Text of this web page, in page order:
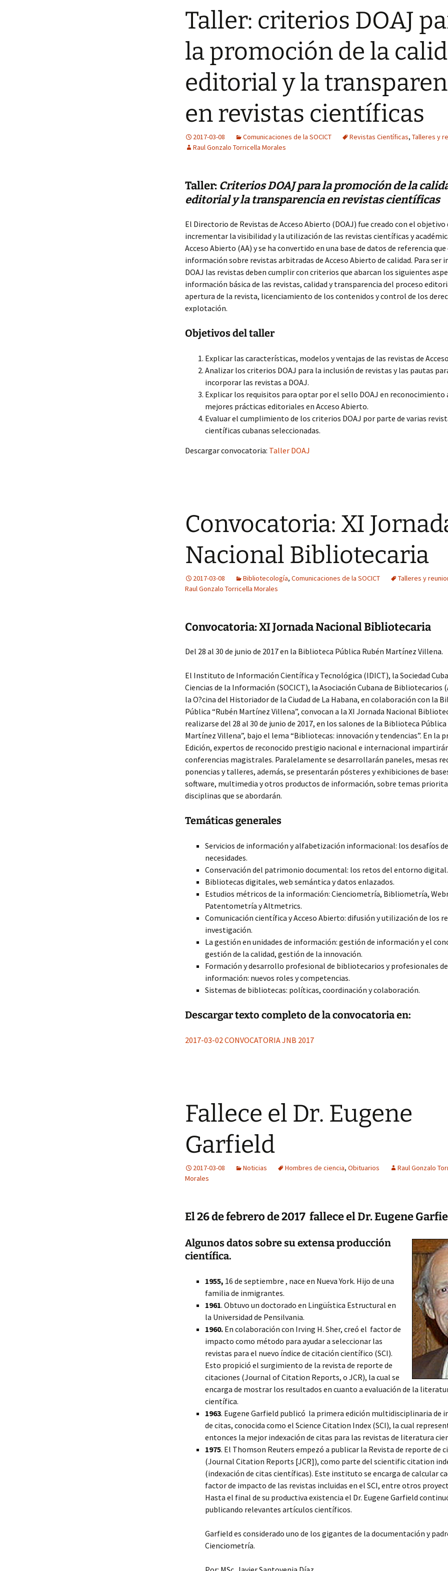
Taller: criterios DOAJ
la promoción de la
editorial y la
en revistas científicas
2017-03-08 Comunicaciones de la SOCICT Revistas Científicas, Talleres y
Raul Gonzalo Torricella Morales
Taller: Criterios DOAJ para la promoción de la
editorial y la transparencia en revistas científicas
El Directorio de Revistas de Acceso Abierto (DOAJ) fue creado con el objetivo
incrementar la visibilidad y la utilización de las revistas científicas y
Acceso Abierto (AA) y se ha convertido en una base de datos de referencia
información sobre revistas arbitradas de Acceso Abierto de calidad. Para ser
DOAJ las revistas deben cumplir con criterios que abarcan los siguientes
información básica de las revistas, calidad y transparencia del proceso
apertura de la revista, licenciamiento de los contenidos y control de los
explotación.
Objetivos del taller
Explicar las características, modelos y ventajas de las revistas de
Analizar los criterios DOAJ para la inclusión de revistas y las pautas
incorporar las revistas a DOAJ.
Explicar los requisitos para optar por el sello DOAJ en reconocimiento
mejores prácticas editoriales en Acceso Abierto.
Evaluar el cumplimiento de los criterios DOAJ por parte de varias
científicas cubanas seleccionadas.
Descargar convocatoria: Taller DOAJ
Convocatoria: XI
Nacional Bibliotecaria
2017-03-08 Bibliotecología, Comunicaciones de la SOCICT
Talleres y
Raul Gonzalo Torricella Morales
Convocatoria: XI Jornada Nacional Bibliotecaria
Del 28 al 30 de junio de 2017 en la Biblioteca Pública Rubén Martínez Villena.
El Instituto de Información Científica y Tecnológica (IDICT), la Sociedad
Ciencias de la Información (SOCICT), la Asociación Cubana de Bibliotecarios
la O?cina del Historiador de la Ciudad de La Habana, en colaboración con la
Pública “Rubén Martínez Villena”, convocan a la XI Jornada Nacional
realizarse del 28 al 30 de junio de 2017, en los salones de la Biblioteca Pública
Martínez Villena”, bajo el lema “Bibliotecas: innovación y tendencias”. En la
Edición, expertos de reconocido prestigio nacional e internacional
conferencias magistrales. Paralelamente se desarrollarán paneles, mesas
ponencias y talleres, además, se presentarán pósteres y exhibiciones de
software, multimedia y otros productos de información, sobre temas
disciplinas que se abordarán.
Temáticas generales
Servicios de información y alfabetización informacional: los desafíos
necesidades.
Conservación del patrimonio documental: los retos del entorno digital.
Bibliotecas digitales, web semántica y datos enlazados.
Estudios métricos de la información: Cienciometría, Bibliometría,
Patentometría y Altmetrics.
Comunicación científica y Acceso Abierto: difusión y utilización de los
investigación.
La gestión en unidades de información: gestión de información y el
gestión de la calidad, gestión de la innovación.
Formación y desarrollo profesional de bibliotecarios y profesionales
información: nuevos roles y competencias.
Sistemas de bibliotecas: políticas, coordinación y colaboración.
Descargar texto completo de la convocatoria en:
2017-03-02 CONVOCATORIA JNB 2017
Fallece el Dr. Eugene
Garfield
2017-03-08 Noticias Hombres de ciencia, Obituarios
Raul Gonzalo
Morales
El 26 de febrero de 2017 fallece el Dr. Eugene
Algunos datos sobre su extensa producción
científica.
1955, 16 de septiembre , nace en Nueva York. Hijo de una
familia de inmigrantes.
1961. Obtuvo un doctorado en Lingüística Estructural en
la Universidad de Pensilvania.
1960. En colaboración con Irving H. Sher, creó el factor de
impacto como método para ayudar a seleccionar las
revistas para el nuevo índice de citación científico (SCI).
Esto propició el surgimiento de la revista de reporte de
citaciones (Journal of Citation Reports, o JCR), la cual se
encarga de mostrar los resultados en cuanto a evaluación de la
científica.
1963. Eugene Garfield publicó la primera edición multidisciplinaria de
de citas, conocida como el Science Citation Index (SCI), la cual
entonces la mejor indexación de citas para las revistas de literatura
1975. El Thomson Reuters empezó a publicar la Revista de reporte de
(Journal Citation Reports [JCR]), como parte del scientific citation
(indexación de citas científicas). Este instituto se encarga de calcular
factor de impacto de las revistas incluidas en el SCI, entre otros
Hasta el final de su productiva existencia el Dr. Eugene Garfield
publicando relevantes artículos científicos.
Garfield es considerado uno de los gigantes de la documentación y
Cienciometría.